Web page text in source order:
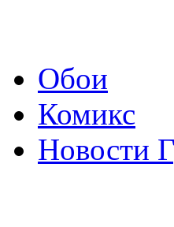
Обои
Комикс
Новости